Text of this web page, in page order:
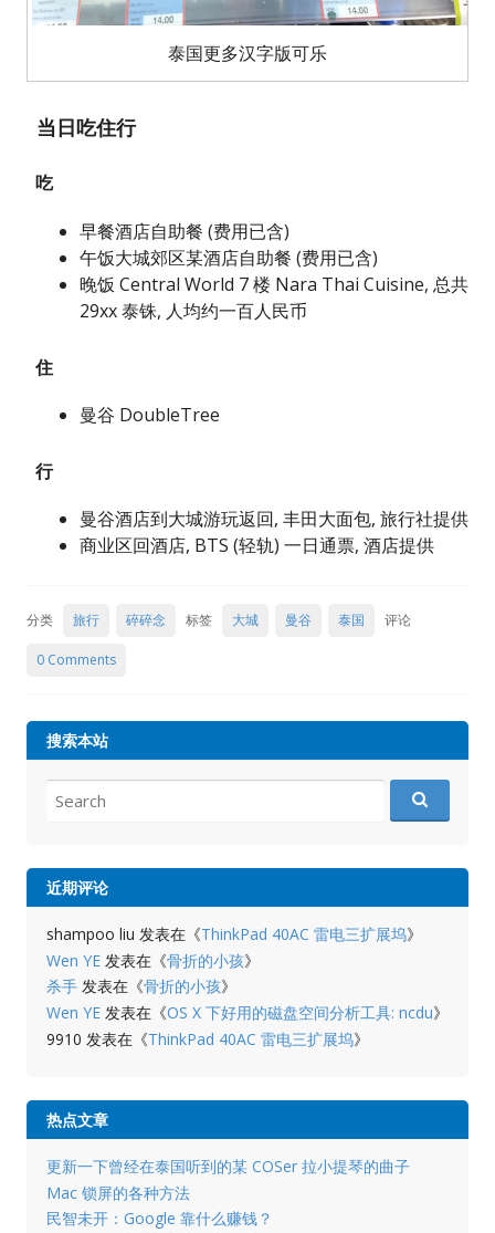
泰国更多汉字版可乐
当日吃住行
吃
早餐酒店自助餐 (费用已含)
午饭大城郊区某酒店自助餐 (费用已含)
晚饭 Central World 7 楼 Nara Thai Cuisine, 总共
29xx 泰铢, 人均约一百人民币
住
曼谷 DoubleTree
行
曼谷酒店到大城游玩返回, 丰田大面包, 旅行社提供
商业区回酒店, BTS (轻轨) 一日通票, 酒店提供
分类 旅行 碎碎念 标签 大城 曼谷 泰国 评论
0 Comments
搜索本站
for:
近期评论
shampoo liu 发表在《ThinkPad 40AC 雷电三扩展坞》
Wen YE发表在《骨折的小孩》
杀手发表在《骨折的小孩》
Wen YE发表在《OS X 下好用的磁盘空间分析工具: ncdu》
9910 发表在《ThinkPad 40AC 雷电三扩展坞》
热点文章
更新一下曾经在泰国听到的某 COSer 拉小提琴的曲子
Mac 锁屏的各种方法
民智未开：Google 靠什么赚钱？